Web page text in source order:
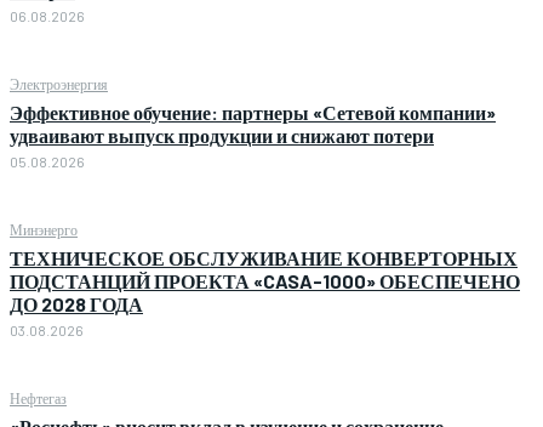
06.08.2026
Электроэнергия
Эффективное обучение: партнеры «Сетевой компании»
удваивают выпуск продукции и снижают потери
05.08.2026
Минэнерго
ТЕХНИЧЕСКОЕ ОБСЛУЖИВАНИЕ КОНВЕРТОРНЫХ
ПОДСТАНЦИЙ ПРОЕКТА «CASA-1000» ОБЕСПЕЧЕНО
ДО 2028 ГОДА
03.08.2026
Нефтегаз